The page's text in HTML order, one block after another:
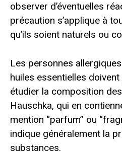
observer d’éventuelles
précaution s’applique à
qu’ils soient naturels ou
Les personnes
huiles essentielles
étudier la composition
Hauschka, qui en
mention “parfum” ou
indique généralement la
substances.